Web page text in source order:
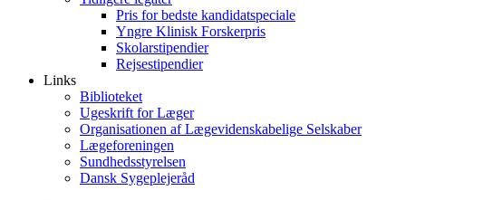
Pris for bedste kandidatspeciale
Yngre Klinisk Forskerpris
Skolarstipendier
Rejsestipendier
Links
Biblioteket
Ugeskrift for Læger
Organisationen af Lægevidenskabelige Selskaber
Lægeforeningen
Sundhedsstyrelsen
Dansk Sygeplejeråd